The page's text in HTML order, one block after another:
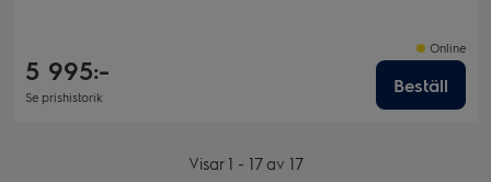
5 995:-
Se prishistorik
Online
Beställ
Visar 1 - 17 av 17